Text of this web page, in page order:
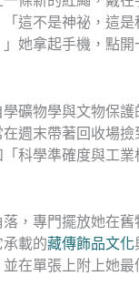
這不是神祕，這
她拿起手機，點開
礦物學與文物保
在週末帶著回收
科學準確度與工
，專門擺放她在
載的藏傳飾品文化
並在單張上附上她